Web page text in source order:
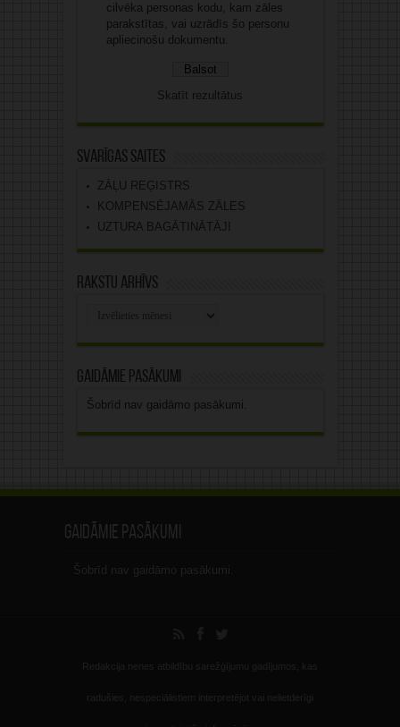
cilvēka personas kodu, kam zāles
parakstītas, vai uzrādīs šo personu
apliecinošu dokumentu.
Skatīt rezultātus
Svarīgas saites
ZĀĻU REĢISTRS
KOMPENSĒJAMĀS ZĀLES
UZTURA BAGĀTINĀTĀJI
Rakstu arhīvs
Gaidāmie pasākumi
Šobrīd nav gaidāmo pasākumi.
Gaidāmie pasākumi
Šobrīd nav gaidāmo pasākumi.
Redakcija nenes atbildību sarežģījumu gadījumos, kas
radušies, nespeciālistiem interpretējot vai nelietderīgi